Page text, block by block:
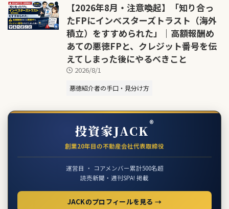
【2026年8月・注意喚起】「知り合っ
たFPにインベスターズトラスト（海外
積立）をすすめられた」｜高額報酬め
あての悪徳FPと、クレジット番号を伝
えてしまった後にやるべきこと
2026/8/1
悪徳紹介者の手口・見分け方
投資家JACK®
創業20年目の不動産会社代表取締役
運営目 ・ コアメンバー累計500名超
読売新聞・週刊SPA! 掲載
JACKのプロフィールを見る →